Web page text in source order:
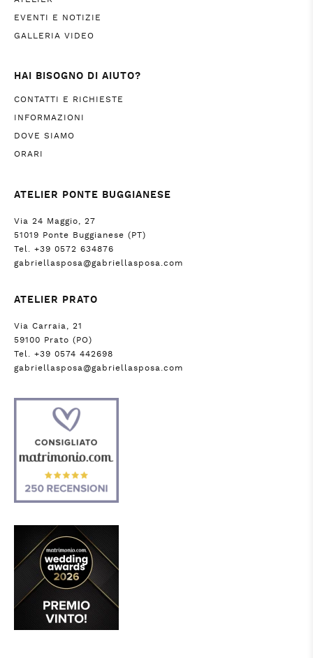
EVENTI E NOTIZIE
GALLERIA VIDEO
HAI BISOGNO DI AIUTO?
CONTATTI E RICHIESTE
INFORMAZIONI
DOVE SIAMO
ORARI
ATELIER PONTE BUGGIANESE
Via 24 Maggio, 27
51019 Ponte Buggianese (PT)
Tel. +39 0572 634876
gabriellasposa@gabriellasposa.com
ATELIER PRATO
Via Carraia, 21
59100 Prato (PO)
Tel. +39 0574 442698
gabriellasposa@gabriellasposa.com